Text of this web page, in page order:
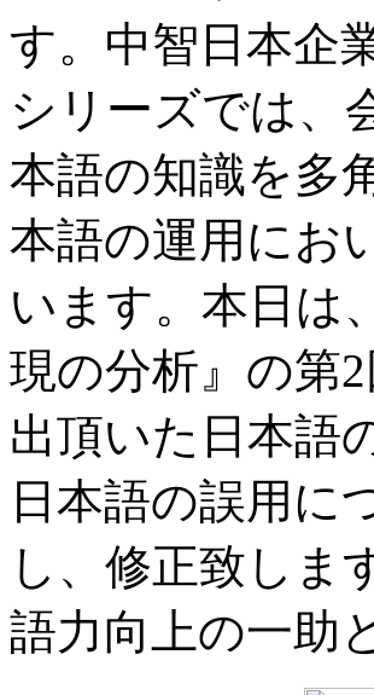
す。中智日本企
シリーズでは、
本語の知識を多
本語の運用にお
います。本日は
現の分析』の第
出頂いた日本語
日本語の誤用に
し、修正致しま
語力向上の一助